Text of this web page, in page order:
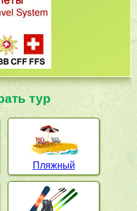
тур
Пляжный